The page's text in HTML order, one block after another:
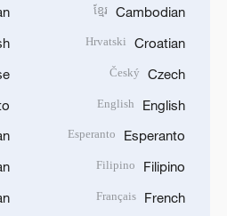
Cambodian
ខ្មែរ
Croatian
Hrvatski
Czech
Český
English
English
Esperanto
Esperanto
Filipino
Filipino
French
Français